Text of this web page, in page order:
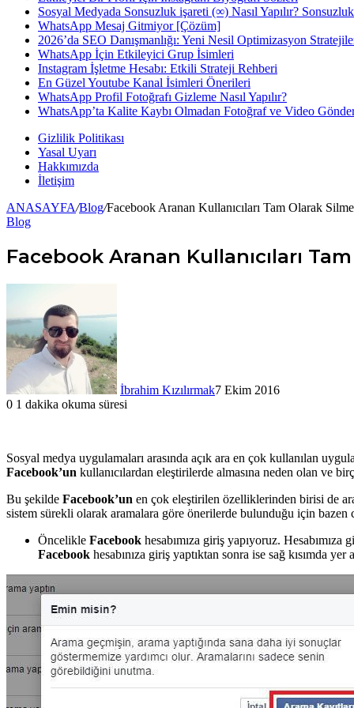
...
Sosyal Medyada Sonsuzluk işareti (∞) Nasıl Yapılır?
WhatsApp Mesaj Gitmiyor [Çözüm]
2026’da SEO Danışmanlığı: Yeni Nesil Optimizasyon
WhatsApp İçin Etkileyici Grup İsimleri
Instagram İşletme Hesabı: Etkili Strateji Rehberi
En Güzel Youtube Kanal İsimleri Önerileri
WhatsApp Profil Fotoğrafı Gizleme Nasıl Yapılır?
WhatsApp’ta Kalite Kaybı Olmadan Fotoğraf ve Video
Gizlilik Politikası
Yasal Uyarı
Hakkımızda
İletişim
ANASAYFA/Blog/Facebook Aranan Kullanıcıları Tam Olarak Silme
Blog
Facebook Aranan Kullanıcıları Tam
İbrahim Kızılırmak7 Ekim 2016
0 1 dakika okuma süresi
Sosyal medya uygulamaları arasında açık ara en çok kullanılan
Facebook’un kullanıcılardan eleştirilerde almasına neden olan ve
Bu şekilde Facebook’un en çok eleştirilen özelliklerinden birisi de
sistem sürekli olarak aramalara göre önerilerde bulunduğu için bazen
Öncelikle Facebook hesabımıza giriş yapıyoruz.
Facebook hesabınıza giriş yaptıktan sonra ise sağ kısımda